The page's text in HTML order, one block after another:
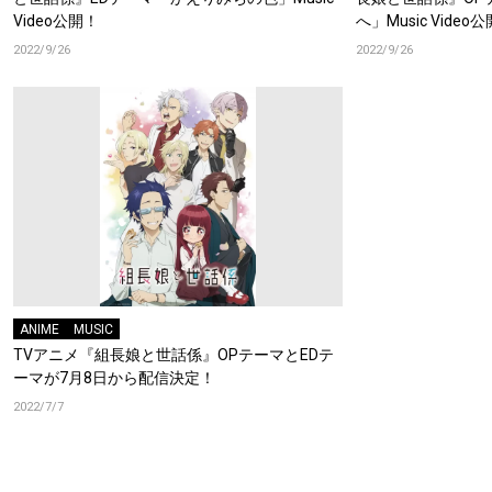
Video公開！
2022/9/26
へ」Music Video公
2022/9/26
ANIME MUSIC
TVアニメ『組長娘と世話係』OPテーマとEDテ
ーマが7月8日から配信決定！
2022/7/7